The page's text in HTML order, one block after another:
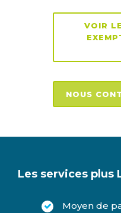
VOIR
NOUS
Les services plus
Moyen de